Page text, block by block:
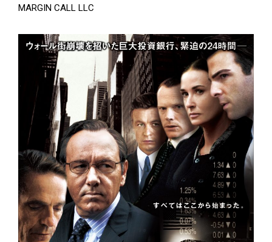
MARGIN CALL LLC